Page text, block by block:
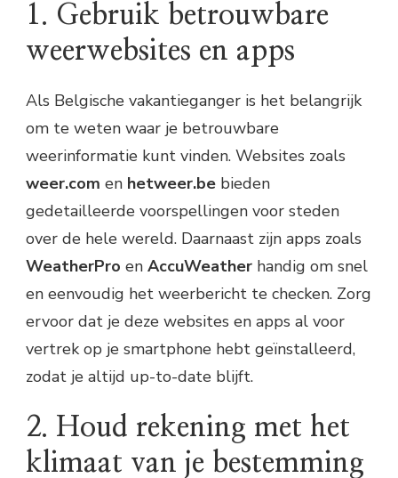
1. Gebruik betrouwbare weerwebsites en
2. Houd rekening met het klimaat van je
3. Neem altijd een paraplu en
zonnebrandcrème mee
4. Let op lokale weerwaarschuwingen
1. Gebruik betrouwbare
weerwebsites en apps
Als Belgische vakantieganger is het belangrijk
om te weten waar je betrouwbare
weerinformatie kunt vinden. Websites zoals
weer.com en hetweer.be bieden
gedetailleerde voorspellingen voor steden
over de hele wereld. Daarnaast zijn apps zoals
WeatherPro en AccuWeather handig om snel
en eenvoudig het weerbericht te checken. Zorg
ervoor dat je deze websites en apps al voor
vertrek op je smartphone hebt geïnstalleerd,
zodat je altijd up-to-date blijft.
2. Houd rekening met het
klimaat van je bestemming